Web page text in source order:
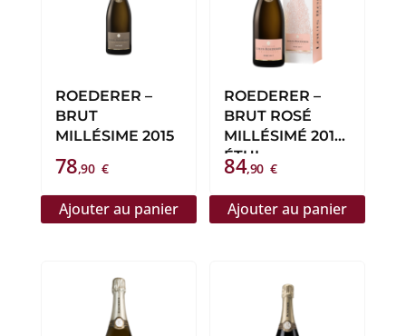
ROEDERER –
BRUT
MILLÉSIME 2015
78,90 €
Ajouter au panier
ROEDERER –
BRUT ROSÉ
MILLÉSIMÉ 2017
ÉTUI
84,90 €
Ajouter au panier